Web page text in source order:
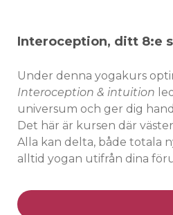
Interoception, ditt 8:e
Under denna yogakurs
Interoception & intuition
universum och ger dig
Det här är kursen där
Alla kan delta, både totala
alltid yogan utifrån dina